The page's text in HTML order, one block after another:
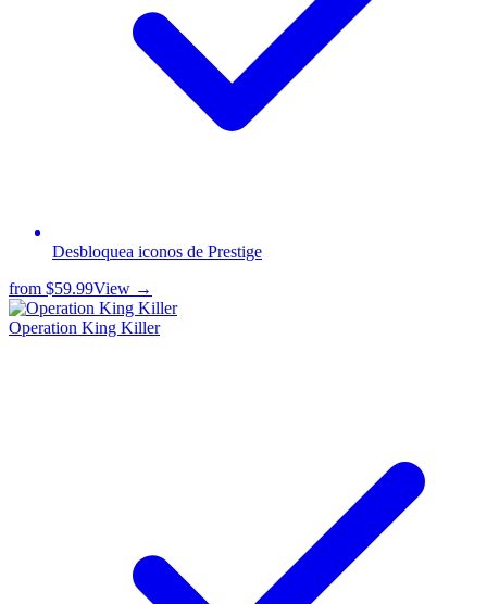
Desbloquea iconos de Prestige
from $59.99View →
Operation King Killer